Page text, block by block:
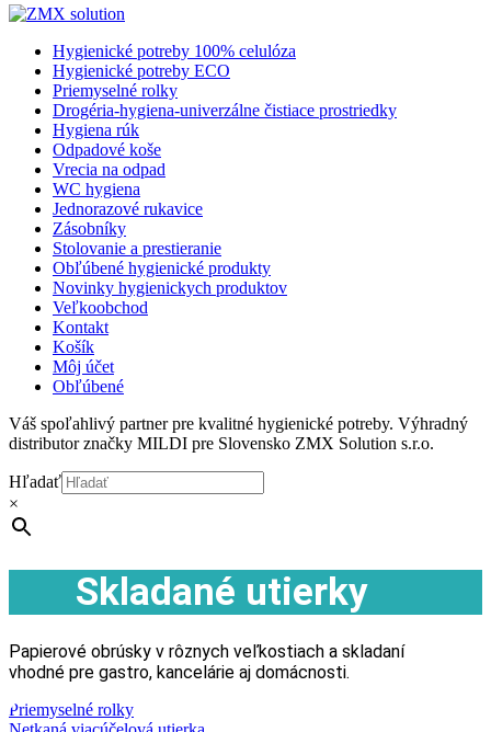
Hygienické potreby 100% celulóza
Hygienické potreby ECO
Priemyselné rolky
Drogéria-hygiena-univerzálne čistiace prostriedky
Hygiena rúk
Odpadové koše
Vrecia na odpad
WC hygiena
Jednorazové rukavice
Zásobníky
Stolovanie a prestieranie
Obľúbené hygienické produkty
Novinky hygienickych produktov
Veľkoobchod
Kontakt
Košík
Môj účet
Obľúbené
Váš spoľahlivý partner pre kvalitné hygienické potreby. Výhradný
distributor značky MILDI pre Slovensko ZMX Solution s.r.o.
Hľadať
×
Skladané utierky
Papierové obrúsky v rôznych veľkostiach a skladaní
vhodné pre gastro, kancelárie aj domácnosti.
Priemyselné rolky